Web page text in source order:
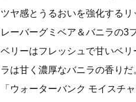
ツヤ感とうるおいを強化する
レーバーグミベア＆バニラの3
ベリーはフレッシュで甘いベ
ラは甘く濃厚なバニラの香り
「ウォーターバンク モイスチ